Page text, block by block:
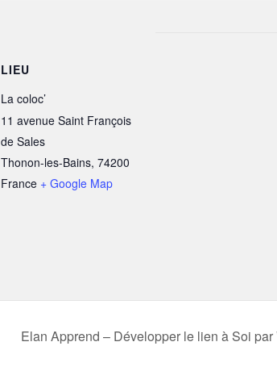
LIEU
La coloc’
11 avenue Saint François
de Sales
Thonon-les-Bains, 74200
France + Google Map
Elan Apprend – Développer le lien à Soi